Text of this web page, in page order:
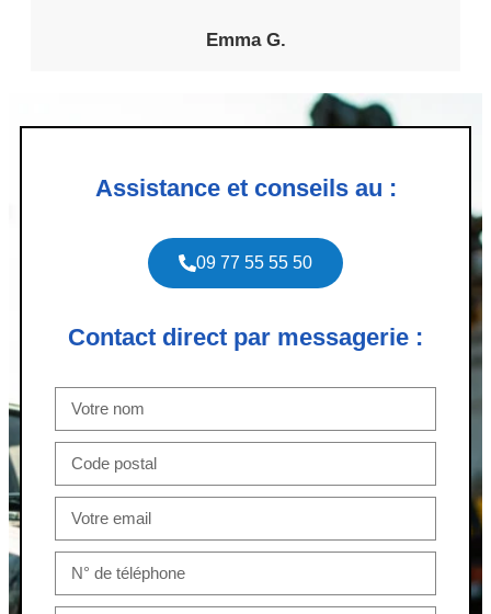
Emma G.
Assistance et conseils au :
09 77 55 55 50
Contact direct par messagerie :